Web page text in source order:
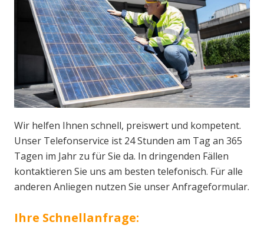
Wir helfen Ihnen schnell, preiswert und kompetent.
Unser Telefonservice ist 24 Stunden am Tag an 365
Tagen im Jahr zu für Sie da. In dringenden Fällen
kontaktieren Sie uns am besten telefonisch. Für alle
anderen Anliegen nutzen Sie unser Anfrageformular.
Ihre Schnellanfrage: